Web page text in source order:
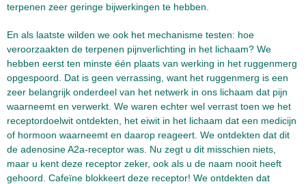
terpenen zeer geringe bijwerkingen te hebben.
En als laatste wilden we ook het mechanisme testen: hoe
veroorzaakten de terpenen pijnverlichting in het lichaam? We
hebben eerst ten minste één plaats van werking in het ruggenmerg
opgespoord. Dat is geen verrassing, want het ruggenmerg is een
zeer belangrijk onderdeel van het netwerk in ons lichaam dat pijn
waarneemt en verwerkt. We waren echter wel verrast toen we het
receptordoelwit ontdekten, het eiwit in het lichaam dat een medicijn
of hormoon waarneemt en daarop reageert. We ontdekten dat dit
de adenosine A2a-receptor was. Nu zegt u dit misschien niets,
maar u kent deze receptor zeker, ook als u de naam nooit heeft
gehoord. Cafeïne blokkeert deze receptor! We ontdekten dat